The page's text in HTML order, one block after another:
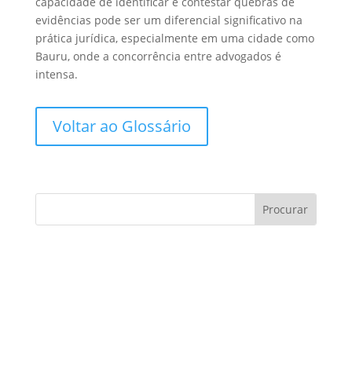
evidências pode ser um diferencial significativo na
prática jurídica, especialmente em uma cidade como
Bauru, onde a concorrência entre advogados é
intensa.
Voltar ao Glossário